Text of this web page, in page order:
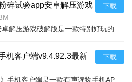
碎试验app安卓解压游戏
下载
机客户端v9.4.92.3最新
下载